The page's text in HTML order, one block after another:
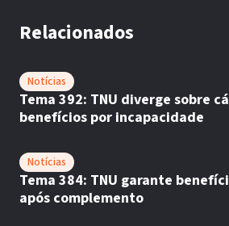
Relacionados
Notícias
Tema 392: TNU diverge sobre
benefícios por incapacidade
Notícias
Tema 384: TNU garante
após complemento